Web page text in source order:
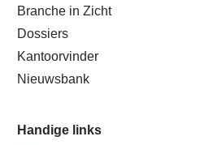
Branche in Zicht
Dossiers
Kantoorvinder
Nieuwsbank
Handige links